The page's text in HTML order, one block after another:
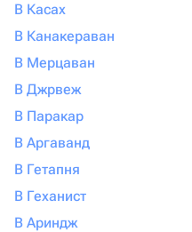
В Касах
В Канакераван
В Мерцаван
В Джрвеж
В Паракар
В Аргаванд
В Гетапня
В Геханист
В Ариндж